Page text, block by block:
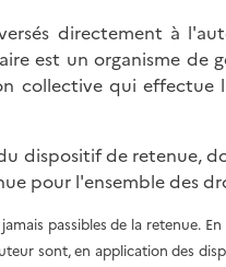
directement à
est un organisme de
collective qui effectue
dispositif de retenue,
pour l'ensemble des
passibles de la retenue.
sont, en application des